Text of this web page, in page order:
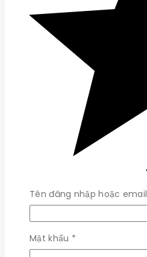
Tên đăng nhập hoặc email
Mật khẩu *
buộc